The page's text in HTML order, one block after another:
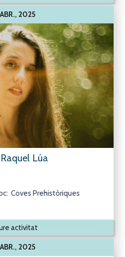
2025
Lúa
Coves Prehistòriques
activitat
2025